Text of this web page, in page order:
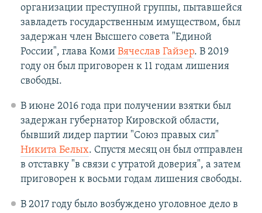
организации преступной группы, пытавшейся
завладеть государственным имуществом, был
задержан член Высшего совета "Единой
России", глава Коми Вячеслав Гайзер. В 2019
году он был приговорен к 11 годам лишения
свободы.
В июне 2016 года при получении взятки был
задержан губернатор Кировской области,
бывший лидер партии "Союз правых сил"
Никита Белых. Спустя месяц он был отправлен
в отставку "в связи с утратой доверия", а затем
приговорен к восьми годам лишения свободы.
В 2017 году было возбуждено уголовное дело в